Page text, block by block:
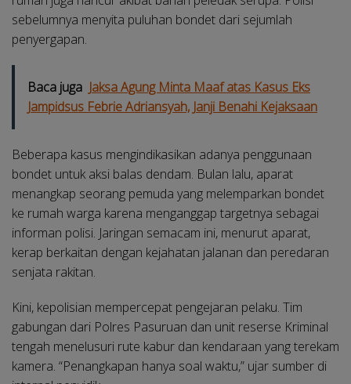
sebelumnya menyita puluhan bondet dari sejumlah
penyergapan.
Baca juga Jaksa Agung Minta Maaf atas Kasus Eks
Jampidsus Febrie Adriansyah, Janji Benahi Kejaksaan
Beberapa kasus mengindikasikan adanya penggunaan
bondet untuk aksi balas dendam. Bulan lalu, aparat
menangkap seorang pemuda yang melemparkan bondet
ke rumah warga karena menganggap targetnya sebagai
informan polisi. Jaringan semacam ini, menurut aparat,
kerap berkaitan dengan kejahatan jalanan dan peredaran
senjata rakitan.
Kini, kepolisian mempercepat pengejaran pelaku. Tim
gabungan dari Polres Pasuruan dan unit reserse Kriminal
tengah menelusuri rute kabur dan kendaraan yang terekam
kamera. “Penangkapan hanya soal waktu,” ujar sumber di